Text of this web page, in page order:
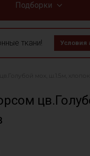
Подборки
ткани! Условия
мох, ш.1.5м, хлопок-